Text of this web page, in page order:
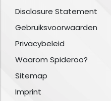
Disclosure Statement
Gebruiksvoorwaarden
Privacybeleid
Waarom Spideroo?
Sitemap
Imprint